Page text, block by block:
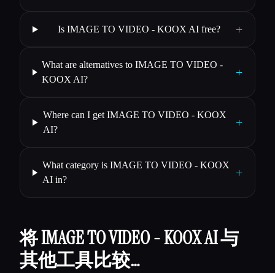
Is IMAGE TO VIDEO - KOOX AI free? +
What are alternatives to IMAGE TO VIDEO -
KOOX AI?
+
Where can I get IMAGE TO VIDEO - KOOX
AI?
+
What category is IMAGE TO VIDEO - KOOX
AI in?
+
将 IMAGE TO VIDEO - KOOX AI 与
其他工具比较…